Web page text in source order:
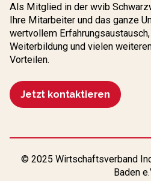
Als Mitglied in der wvib
Ihre Mitarbeiter und das ganze
wertvollem
Weiterbildung und vielen
Vorteilen.
Jetzt kontaktieren
© 2025 Wirtschaftsverband
Baden